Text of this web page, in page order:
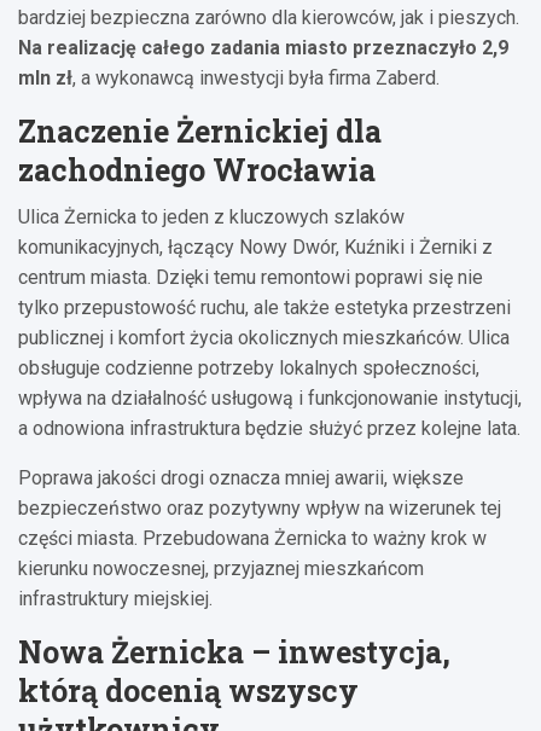
bardziej bezpieczna zarówno dla kierowców, jak i pieszych.
Na realizację całego zadania miasto przeznaczyło 2,9
mln zł, a wykonawcą inwestycji była firma Zaberd.
Znaczenie Żernickiej dla
zachodniego Wrocławia
Ulica Żernicka to jeden z kluczowych szlaków
komunikacyjnych, łączący Nowy Dwór, Kuźniki i Żerniki z
centrum miasta. Dzięki temu remontowi poprawi się nie
tylko przepustowość ruchu, ale także estetyka przestrzeni
publicznej i komfort życia okolicznych mieszkańców. Ulica
obsługuje codzienne potrzeby lokalnych społeczności,
wpływa na działalność usługową i funkcjonowanie instytucji,
a odnowiona infrastruktura będzie służyć przez kolejne lata.
Poprawa jakości drogi oznacza mniej awarii, większe
bezpieczeństwo oraz pozytywny wpływ na wizerunek tej
części miasta. Przebudowana Żernicka to ważny krok w
kierunku nowoczesnej, przyjaznej mieszkańcom
infrastruktury miejskiej.
Nowa Żernicka – inwestycja,
którą docenią wszyscy